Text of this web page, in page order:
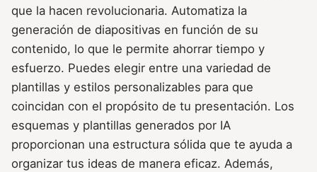
que la hacen revolucionaria. Automatiza la
generación de diapositivas en función de su
contenido, lo que le permite ahorrar tiempo y
esfuerzo. Puedes elegir entre una variedad de
plantillas y estilos personalizables para que
coincidan con el propósito de tu presentación. Los
esquemas y plantillas generados por IA
proporcionan una estructura sólida que te ayuda a
organizar tus ideas de manera eficaz. Además,